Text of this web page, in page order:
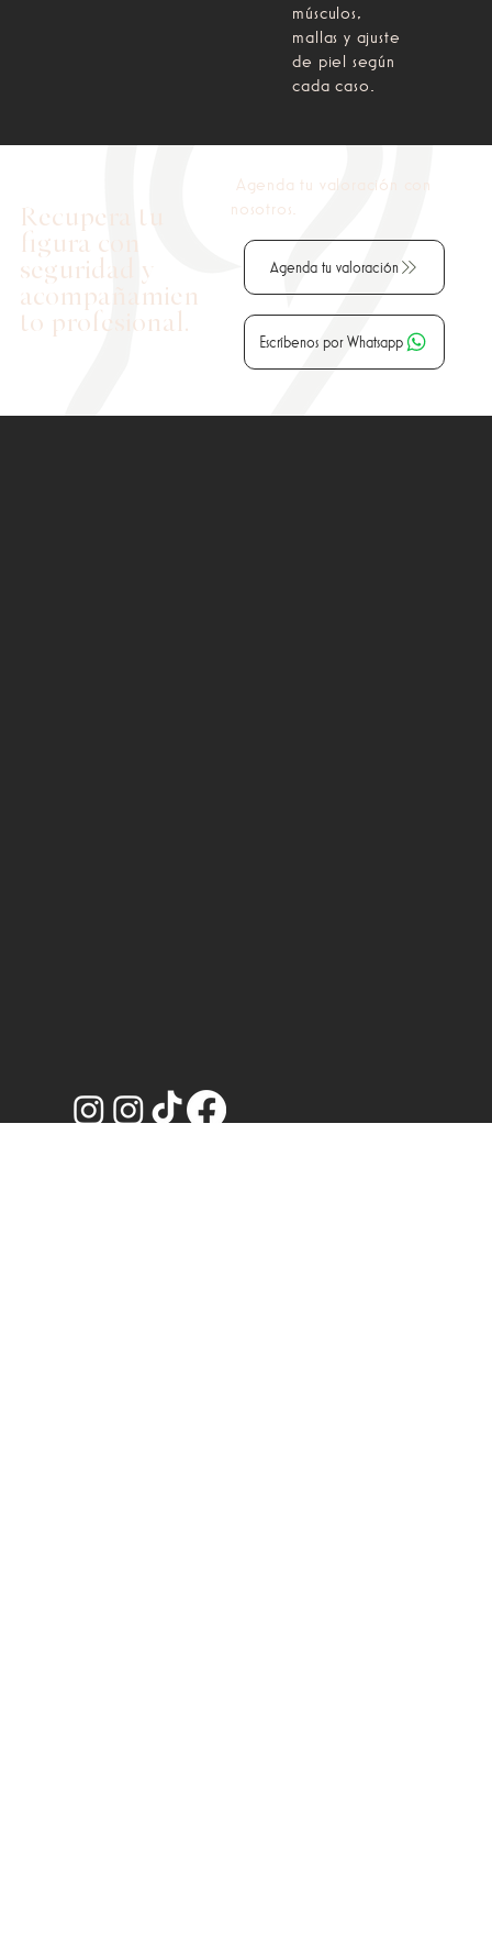
músculos,
mallas y ajuste
de piel según
cada caso.
Recupera tu
figura con
seguridad y
acompañamien
to profesional.
Agenda tu valoración con
nosotros.
Agenda tu valoración
Escríbenos por Whatsapp